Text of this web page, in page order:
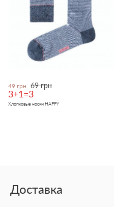
49 грн 69 грн
3+1=3
Хлопковые носки HAPPY
Доставка